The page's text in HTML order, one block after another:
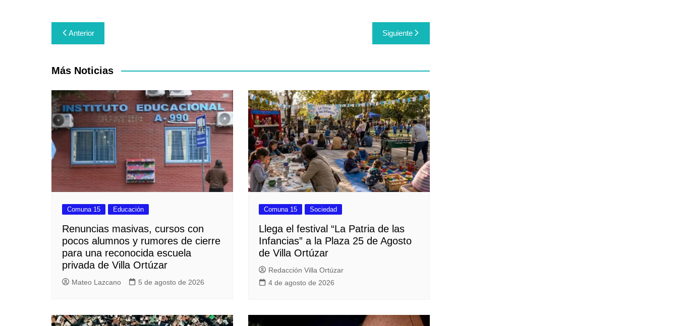
Navegación
de
entradas
Anterior Siguiente
Más Noticias
Comuna 15 Educación
Renuncias masivas, cursos con
pocos alumnos y rumores de cierre
para una reconocida escuela
privada de Villa Ortúzar
Mateo Lazcano 5 de agosto de 2026
Comuna 15 Sociedad
Llega el festival “La Patria de las
Infancias” a la Plaza 25 de Agosto
de Villa Ortúzar
Redacción Villa Ortúzar
4 de agosto de 2026